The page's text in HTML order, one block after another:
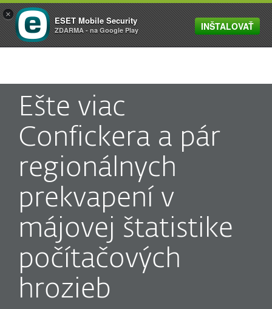
MENU
Ešte viac
Confickera a pár
regionálnych
prekvapení v
májovej štatistike
počítačových
hrozieb
×
ESET Mobile Security
ZDARMA - na Google Play INŠTALOVAŤ